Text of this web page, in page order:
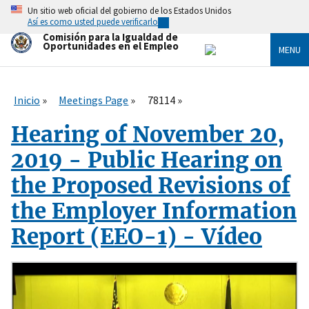
Skip
main
content
Un sitio web oficial del gobierno de los Estados Unidos
Así es como usted puede verificarlo
Comisión para la Igualdad de
Oportunidades en el Empleo MENU
Inicio Meetings Page 78114
Hearing of November 20,
2019 - Public Hearing on
the Proposed Revisions of
the Employer Information
Report (EEO-1) - Vídeo
A
r